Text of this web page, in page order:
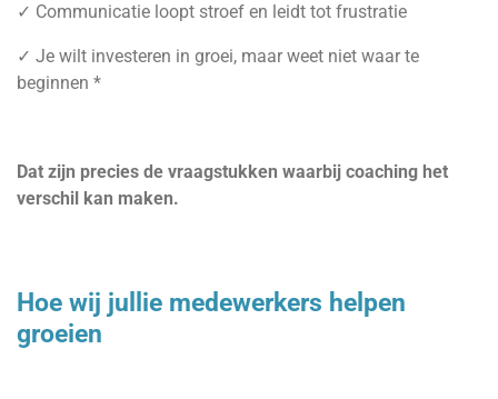
✓ Communicatie loopt stroef en leidt tot frustratie
✓ Je wilt investeren in groei, maar weet niet waar te
beginnen *
Dat zijn precies de vraagstukken waarbij coaching het
verschil kan maken.
Hoe wij jullie medewerkers helpen
groeien